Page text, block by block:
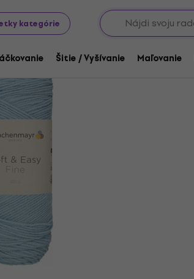
kategórie
Šitie / Vyšívanie Maľovanie
priadza